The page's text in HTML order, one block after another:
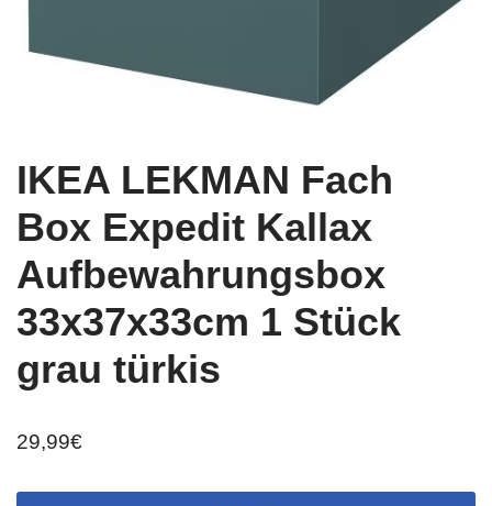
IKEA LEKMAN Fach
Box Expedit Kallax
Aufbewahrungsbox
33x37x33cm 1 Stück
grau türkis
29,99€